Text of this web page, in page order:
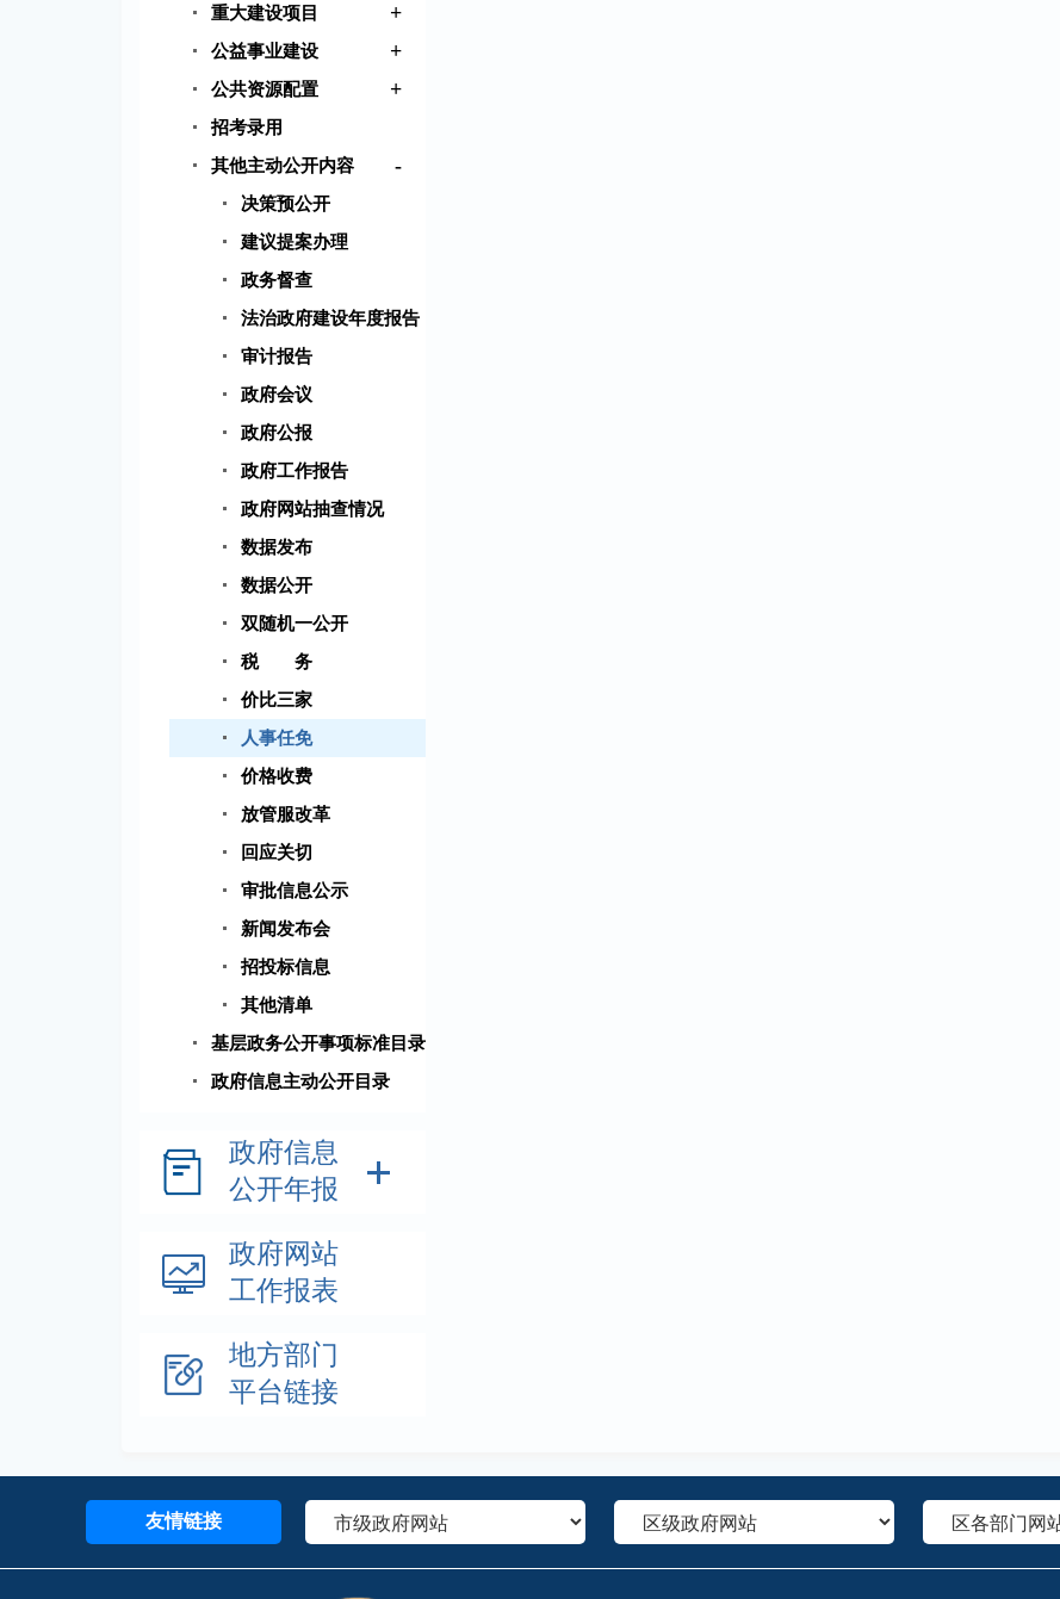
重大建设项目 +
公益事业建设 +
公共资源配置 +
招考录用
其他主动公开内容
-
决策预公开
建议提案办理
政务督查
法治政府建设年度报告
审计报告
政府会议
政府公报
政府工作报告
政府网站抽查情况
数据发布
数据公开
双随机一公开
税 务
价比三家
人事任免
价格收费
放管服改革
回应关切
审批信息公示
新闻发布会
招投标信息
其他清单
基层政务公开事项标准目录
政府信息主动公开目录
政府信息
公开年报
政府网站
工作报表
地方部门
平台链接
友情链接